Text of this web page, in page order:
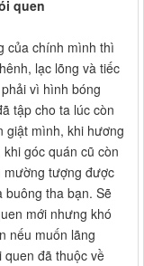
quen
của chính mình thì
lạc lõng và tiếc
vì hình bóng
tập cho ta lúc còn
giật mình, khi hương
góc quán cũ còn
mường tượng được
buông tha bạn. Sẽ
mới nhưng khó
nếu muốn lãng
đã thuộc về